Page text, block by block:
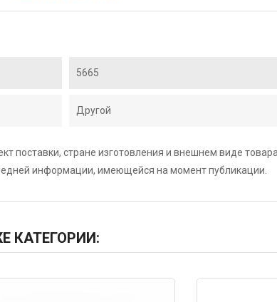
5665
Другой
поставки, стране изготовления и внешнем виде
информации, имеющейся на момент публикации.
КАТЕГОРИИ: